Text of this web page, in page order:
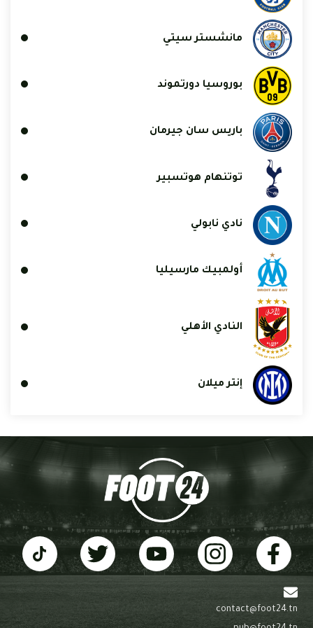
مانشستر سيتي
بوروسيا دورتموند
باريس سان جيرمان
توتنهام هوتسبير
نادي نابولي
أولمبيك مارسيليا
النادي الأهلي
إنتر ميلان
contact@foot24.tn